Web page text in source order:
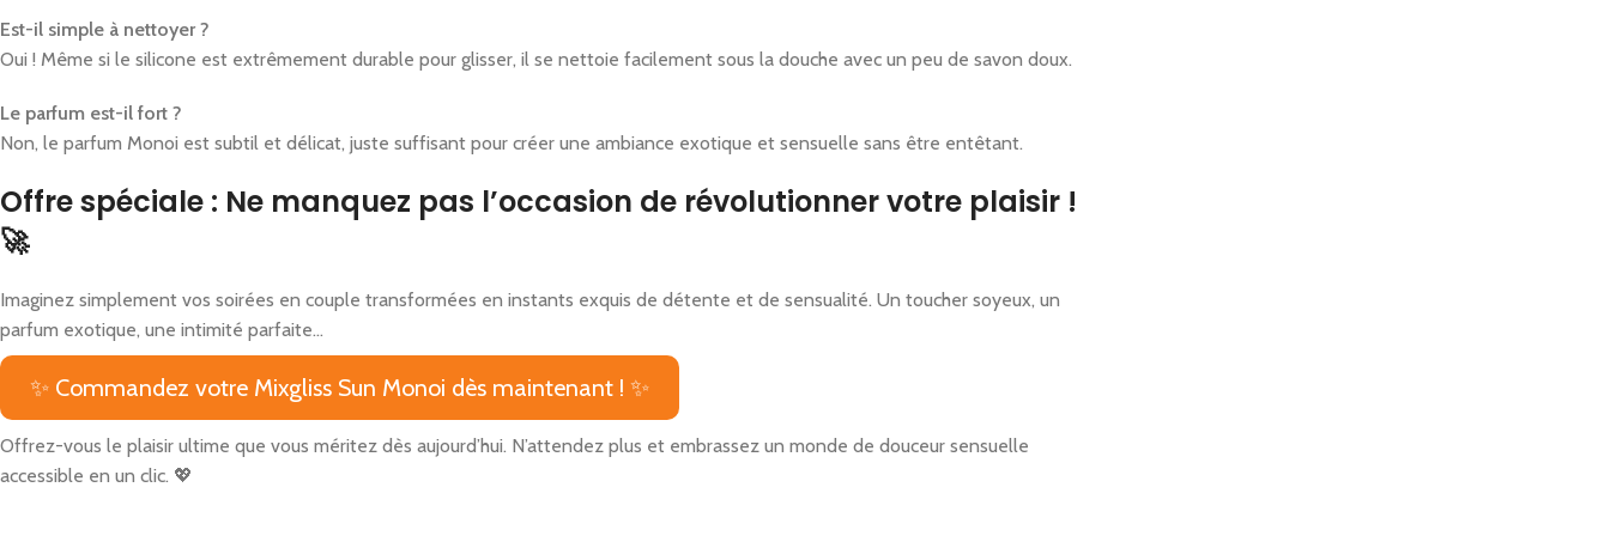
Est-il simple à nettoyer ?
Oui ! Même si le silicone est extrêmement durable pour glisser, il se nettoie facilement sous la douche avec un peu de savon doux.
Le parfum est-il fort ?
Non, le parfum Monoi est subtil et délicat, juste suffisant pour créer une ambiance exotique et sensuelle sans être entêtant.
Offre spéciale : Ne manquez pas l’occasion de révolutionner votre plaisir !
🚀
Imaginez simplement vos soirées en couple transformées en instants exquis de détente et de sensualité. Un toucher soyeux, un
parfum exotique, une intimité parfaite…
✨ Commandez votre Mixgliss Sun Monoi dès maintenant ! ✨
Offrez-vous le plaisir ultime que vous méritez dès aujourd’hui. N’attendez plus et embrassez un monde de douceur sensuelle
accessible en un clic. 💖